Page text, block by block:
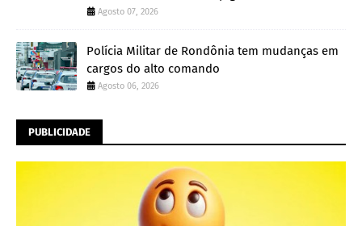
Agosto 07, 2026
Polícia Militar de Rondônia tem mudanças em
cargos do alto comando
Agosto 06, 2026
PUBLICIDADE